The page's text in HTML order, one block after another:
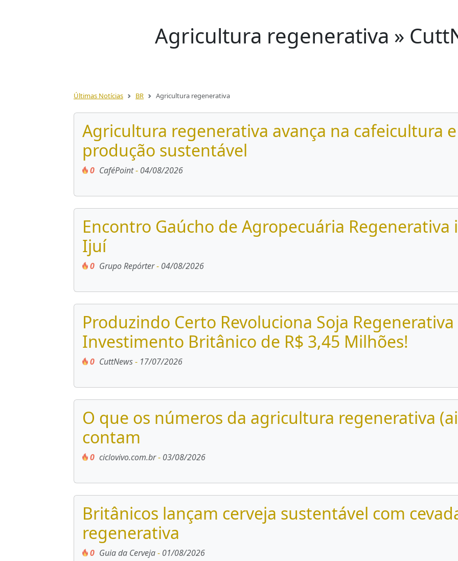
Agricultura regenerativa »
Últimas Notícias BR Agricultura regenerativa
Agricultura regenerativa avança na cafeicultura
produção sustentável
0 CaféPoint- 04/08/2026
Encontro Gaúcho de Agropecuária Regenerativa
Ijuí
0 Grupo Repórter- 04/08/2026
Produzindo Certo Revoluciona Soja
Investimento Britânico de R$ 3,45 Milhões!
0 CuttNews- 17/07/2026
O que os números da agricultura regenerativa
contam
0 ciclovivo.com.br- 03/08/2026
Britânicos lançam cerveja sustentável com
regenerativa
0 Guia da Cerveja- 01/08/2026